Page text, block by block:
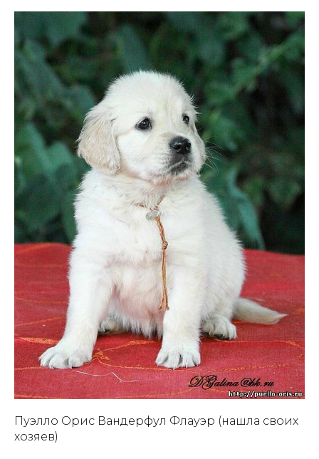
Пуэлло Орис Вандерфул Флауэр (нашла своих
хозяев)